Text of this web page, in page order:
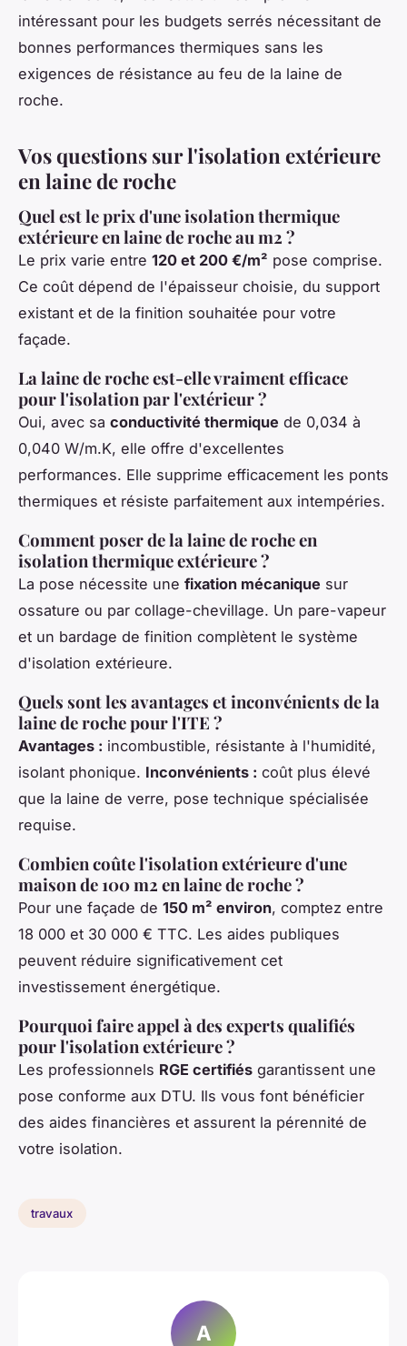
intéressant pour les budgets serrés nécessitant de
bonnes performances thermiques sans les
exigences de résistance au feu de la laine de
roche.
Vos questions sur l'isolation extérieure
en laine de roche
Quel est le prix d'une isolation thermique
extérieure en laine de roche au m2 ?
Le prix varie entre 120 et 200 €/m² pose comprise.
Ce coût dépend de l'épaisseur choisie, du support
existant et de la finition souhaitée pour votre
façade.
La laine de roche est-elle vraiment efficace
pour l'isolation par l'extérieur ?
Oui, avec sa conductivité thermique de 0,034 à
0,040 W/m.K, elle offre d'excellentes
performances. Elle supprime efficacement les ponts
thermiques et résiste parfaitement aux intempéries.
Comment poser de la laine de roche en
isolation thermique extérieure ?
La pose nécessite une fixation mécanique sur
ossature ou par collage-chevillage. Un pare-vapeur
et un bardage de finition complètent le système
d'isolation extérieure.
Quels sont les avantages et inconvénients de la
laine de roche pour l'ITE ?
Avantages : incombustible, résistante à l'humidité,
isolant phonique. Inconvénients : coût plus élevé
que la laine de verre, pose technique spécialisée
requise.
Combien coûte l'isolation extérieure d'une
maison de 100 m2 en laine de roche ?
Pour une façade de 150 m² environ, comptez entre
18 000 et 30 000 € TTC. Les aides publiques
peuvent réduire significativement cet
investissement énergétique.
Pourquoi faire appel à des experts qualifiés
pour l'isolation extérieure ?
Les professionnels RGE certifiés garantissent une
pose conforme aux DTU. Ils vous font bénéficier
des aides financières et assurent la pérennité de
votre isolation.
travaux
A